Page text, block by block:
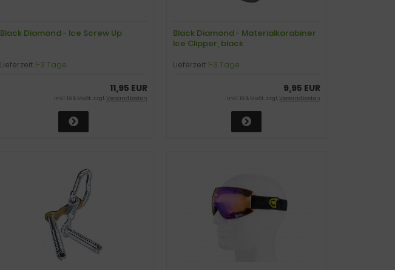
Black Diamond - Ice Screw Up
Lieferzeit:1-3 Tage
11,95 EUR
inkl. 19 % MwSt. zzgl.Versandkosten
Black Diamond - Materialkarabiner
Ice Clipper, black
Lieferzeit:1-3 Tage
9,95 EUR
inkl. 19 % MwSt. zzgl.Versandkosten